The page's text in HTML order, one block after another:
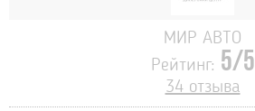
МИР АВТО
Рейтинг: 5/5
34 отзыва